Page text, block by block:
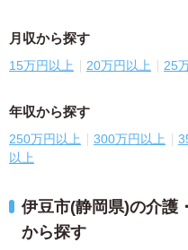
月収から探す
15万円以上 20万円以上 25
年収から探す
250万円以上 300万円以上
以上
伊豆市(静岡県)の介護
から探す